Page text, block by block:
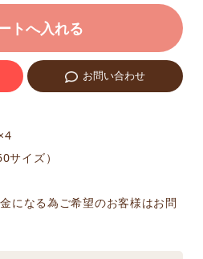
イズ）
になる為ご希望のお客様はお問
お問い合わせ